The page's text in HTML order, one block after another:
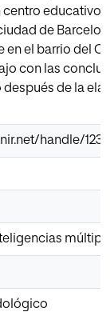
centro educativo
de
en el barrio del
con las
después de la
handle/